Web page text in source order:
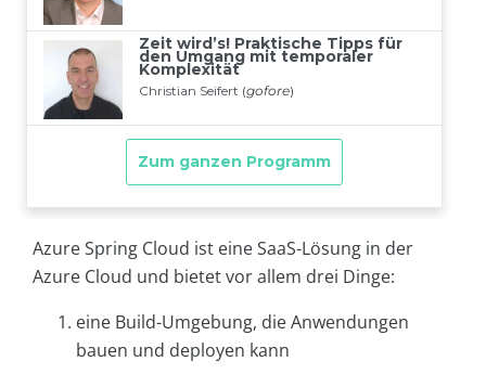
Azure Spring Cloud ist eine SaaS-Lösung in der
Azure Cloud und bietet vor allem drei Dinge:
eine Build-Umgebung, die Anwendungen
bauen und deployen kann